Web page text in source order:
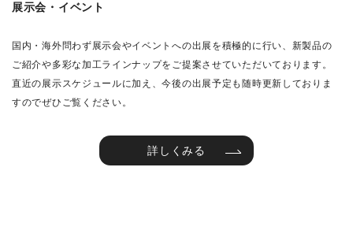
展示会・イベント
国内・海外問わず展示会やイベントへの出展を積極的に行い、新製品の
ご紹介や多彩な加工ラインナップをご提案させていただいております。
直近の展示スケジュールに加え、今後の出展予定も随時更新しておりま
すのでぜひご覧ください。
詳しくみる